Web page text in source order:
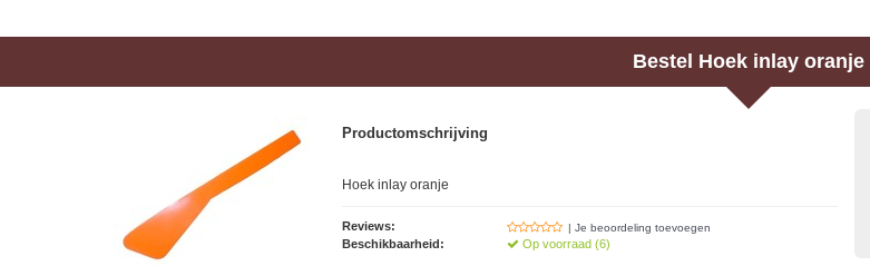
Bestel Hoek inlay oranje
Productomschrijving
Hoek inlay oranje
Reviews: | Je beoordeling toevoegen
Beschikbaarheid: Op voorraad (6)